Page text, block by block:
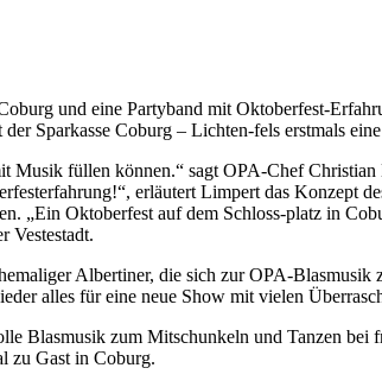
und eine Partyband mit Oktoberfest-
Sparkasse Coburg – Lichten-fels erstmals
Musik füllen können.“ sagt OPA-Chef
erläutert Limpert das Konzept
„Ein Oktoberfest auf dem Schloss-platz in
Vestestadt.
Albertiner, die sich zur OPA-Blasmusik
alles für eine neue Show mit vielen
Blasmusik zum Mitschunkeln und Tanzen
zu Gast in Coburg.